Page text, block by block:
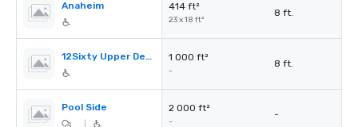
Anaheim 414 ft²
23 x 18 ft²
8 ft.
12Sixty Upper Deck 1 000 ft²
-
8 ft.
Pool Side 2 000 ft²
-
-